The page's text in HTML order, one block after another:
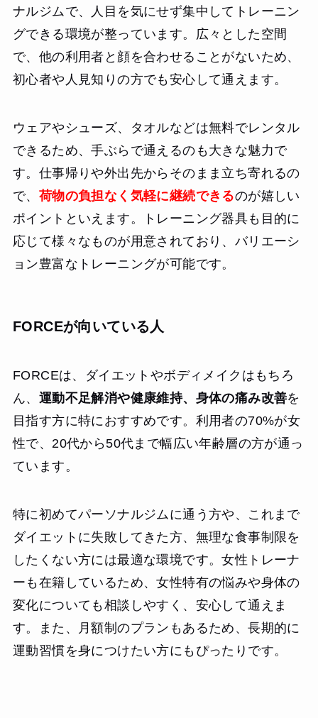
ナルジムで、人目を気にせず集中してトレーニン
グできる環境が整っています。広々とした空間
で、他の利用者と顔を合わせることがないため、
初心者や人見知りの方でも安心して通えます。
ウェアやシューズ、タオルなどは無料でレンタル
できるため、手ぶらで通えるのも大きな魅力で
す。仕事帰りや外出先からそのまま立ち寄れるの
で、 荷物の負担なく気軽に継続できるのが嬉しい
ポイントといえます。トレーニング器具も目的に
応じて様々なものが用意されており、バリエーシ
ョン豊富なトレーニングが可能です。
FORCEが向いている人
FORCEは、ダイエットやボディメイクはもちろ
ん、 運動不足解消や健康維持、身体の痛み改善を
目指す方に特におすすめです。利用者の70%が女
性で、20代から50代まで幅広い年齢層の方が通っ
ています。
特に初めてパーソナルジムに通う方や、これまで
ダイエットに失敗してきた方、無理な食事制限を
したくない方には最適な環境です。女性トレーナ
ーも在籍しているため、女性特有の悩みや身体の
変化についても相談しやすく、安心して通えま
す。また、月額制のプランもあるため、長期的に
運動習慣を身につけたい方にもぴったりです。